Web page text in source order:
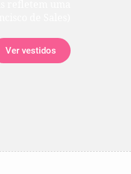
Ver vestidos